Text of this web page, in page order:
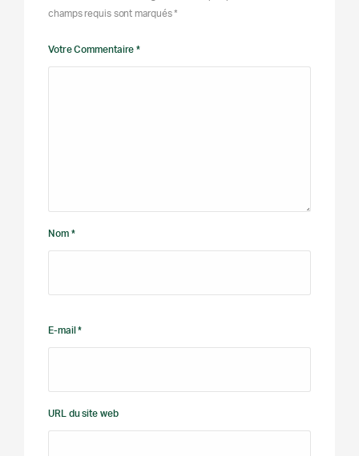
champs requis sont marqués *
Votre Commentaire *
Nom *
E-mail *
URL du site web